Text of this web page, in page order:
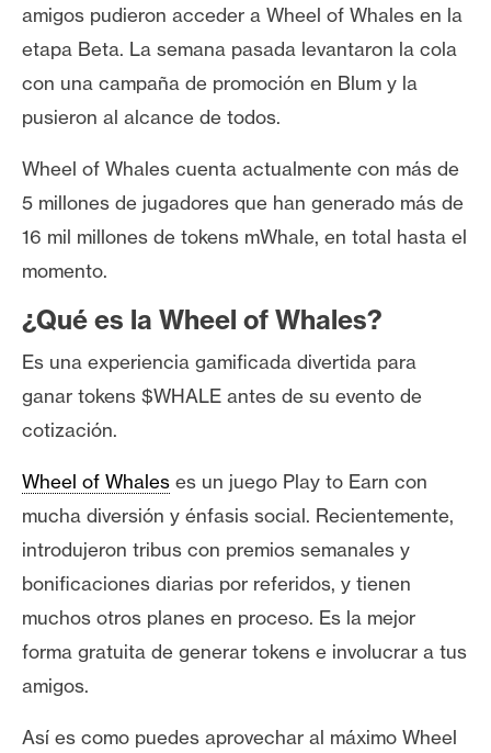
I
A
n
á
i
s
i
s
N
o
a
s
d
e
r
e
n
a
amigos pudieron acceder a Wheel of Whales en la
etapa Beta. La semana pasada levantaron la cola
con una campaña de promoción en Blum y la
pusieron al alcance de todos.
Wheel of Whales cuenta actualmente con más de
5 millones de jugadores que han generado más de
16 mil millones de tokens mWhale, en total hasta el
momento.
¿Qué es la Wheel of Whales?
Es una experiencia gamificada divertida para
ganar tokens $WHALE antes de su evento de
cotización.
Wheel of Whales es un juego Play to Earn con
mucha diversión y énfasis social. Recientemente,
introdujeron tribus con premios semanales y
bonificaciones diarias por referidos, y tienen
muchos otros planes en proceso. Es la mejor
forma gratuita de generar tokens e involucrar a tus
amigos.
Así es como puedes aprovechar al máximo Wheel